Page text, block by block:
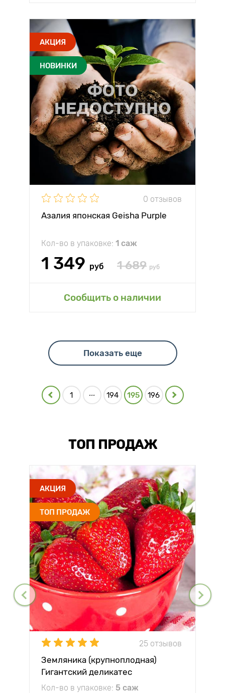
АКЦИЯ
НОВИНКИ
0 отзывов
Азалия японская Geisha Purple
Кол-во в упаковке: 1 саж
1 349 руб 1 689 руб
Сообщить о наличии
Показать еще
1 ... 194 195 196
ТОП ПРОДАЖ
АКЦИЯ
ТОП ПРОДАЖ
25 отзывов
Земляника (крупноплодная)
Гигантский деликатес
Кол-во в упаковке: 5 саж